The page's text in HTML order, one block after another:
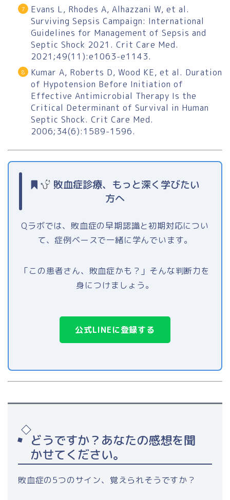
Evans L, Rhodes A, Alhazzani W, et al.
Surviving Sepsis Campaign: International
Guidelines for Management of Sepsis and
Septic Shock 2021. Crit Care Med.
2021;49(11):e1063-e1143.
Kumar A, Roberts D, Wood KE, et al. Duration
of Hypotension Before Initiation of
Effective Antimicrobial Therapy Is the
Critical Determinant of Survival in Human
Septic Shock. Crit Care Med.
2006;34(6):1589-1596.
敗血症診療、もっと深く学びたい
方へ
Qラボでは、敗血症の早期認識と初期対応につい
て、症例ベースで一緒に学んでいます。
「この患者さん、敗血症かも？」そんな判断力を
身につけましょう。
公式LINEに登録する
どうですか？あなたの感想を聞
かせてください。
敗血症の5つのサイン、覚えられそうですか？